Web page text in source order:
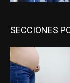
SECCIONES